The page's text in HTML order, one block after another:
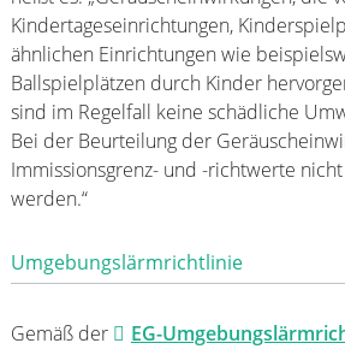
Kindertageseinrichtungen,
ähnlichen Einrichtungen wie
Ballspielplätzen durch Kinder
sind im Regelfall keine schädliche
Bei der Beurteilung der
Immissionsgrenz- und -richtwerte
werden.“
Umgebungslärmrichtlinie
Gemäß der EG-